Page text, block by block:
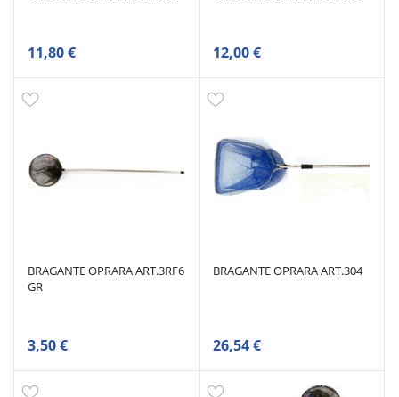
11,80 € 12,00 €
BRAGANTE OPRARA ART.3RF6
GR
3,50 €
BRAGANTE OPRARA ART.304
26,54 €